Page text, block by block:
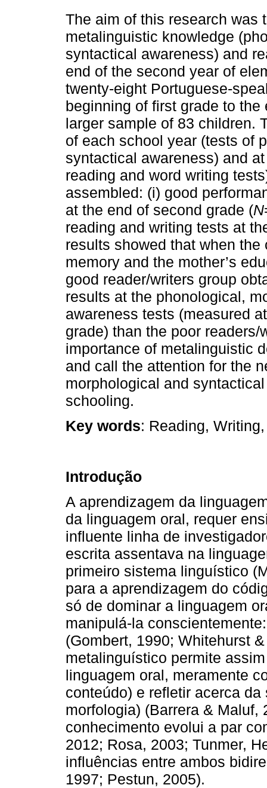
The aim of this research was
metalinguistic knowledge
syntactical awareness) and
end of the second year of
twenty-eight Portuguese-
beginning of first grade to
larger sample of 83 children.
of each school year (tests of
syntactical awareness) and
reading and word writing
assembled: (i) good
at the end of second grade (N
reading and writing tests at
results showed that when
memory and the mother’s
good reader/writers group
results at the phonological,
awareness tests (measured
grade) than the poor
importance of metalinguistic
and call the attention for the
morphological and
schooling.
Key words: Reading,
Introdução
A aprendizagem da
da linguagem oral, requer
influente linha de
escrita assentava na
primeiro sistema linguístico
para a aprendizagem do
só de dominar a linguagem
manipulá-la
(Gombert, 1990; Whitehurst
metalinguístico permite
linguagem oral, meramente
conteúdo) e refletir acerca
morfologia) (Barrera &
conhecimento evolui a par
2012; Rosa, 2003; Tunmer,
influências entre ambos
1997; Pestun, 2005).